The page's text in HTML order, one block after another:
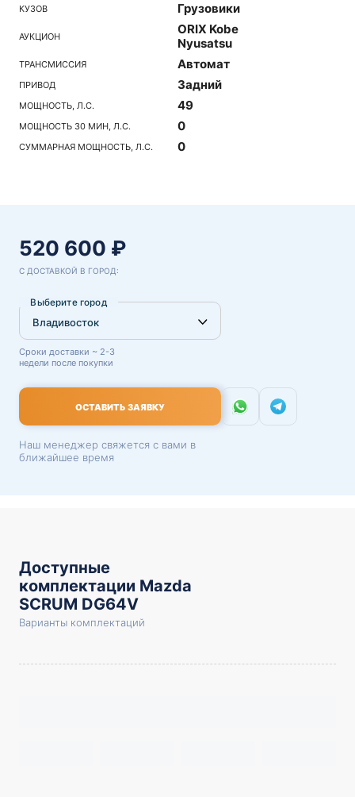
КУЗОВ Грузовики
АУКЦИОН
ORIX Kobe
Nyusatsu
ТРАНСМИССИЯ Автомат
ПРИВОД Задний
МОЩНОСТЬ, Л.С. 49
МОЩНОСТЬ 30 МИН, Л.С. 0
СУММАРНАЯ МОЩНОСТЬ, Л.С. 0
520 600 ₽
С ДОСТАВКОЙ В ГОРОД:
Выберите город
Сроки доставки ~ 2-3
недели после покупки
ОСТАВИТЬ ЗАЯВКУ
Наш менеджер свяжется с вами в
ближайшее время
Доступные
комплектации Mazda
SCRUM DG64V
Варианты комплектаций